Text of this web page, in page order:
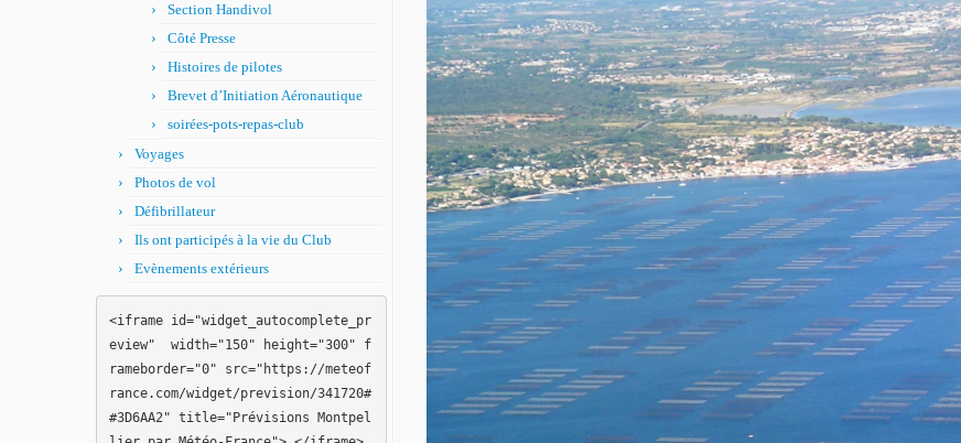
Section Handivol
Côté Presse
Histoires de pilotes
Brevet d’Initiation Aéronautique
soirées-pots-repas-club
Voyages
Photos de vol
Défibrillateur
Ils ont participés à la vie du Club
Evènements extérieurs
<iframe id="widget_autocomplete_pr
eview"  width="150" height="300" f
rameborder="0" src="https://meteof
rance.com/widget/prevision/341720#
#3D6AA2" title="Prévisions Montpel